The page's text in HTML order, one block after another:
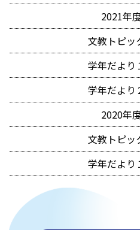
2021年
文教トピッ
学年だより
学年だより
2020年
文教トピッ
学年だより